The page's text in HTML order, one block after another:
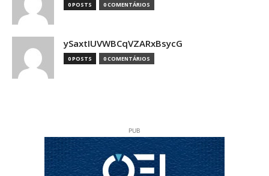
0 POSTS 0 COMENTÁRIOS
ySaxtIUVWBCqVZARxBsycG
0 POSTS 0 COMENTÁRIOS
PUB